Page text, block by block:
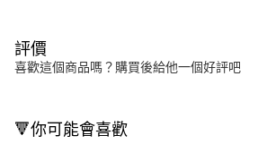
評價
喜歡這個商品嗎？購買後給他一個好評吧
🔻你可能會喜歡